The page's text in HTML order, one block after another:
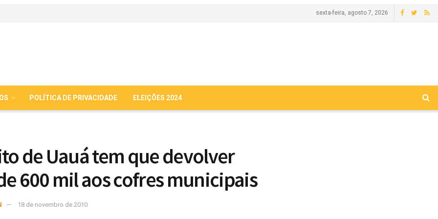
sexta-feira, agosto 7, 2026
POLÍTICA DE PRIVACIDADE ELEIÇÕES 2024
de Uauá tem que devolver
600 mil aos cofres municipais
18 de novembro de 2010